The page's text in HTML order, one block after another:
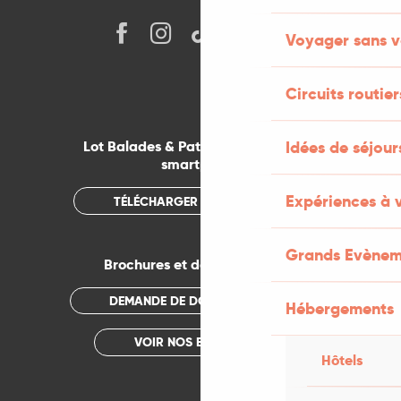
Voyager sans
Circuits
Idées de
Expériences à
Grands
Hébergements
Hôtels
Lot Balades & Patrimoines sur votre
smartphone
TÉLÉCHARGER L'APPLICATION
Brochures et documentations
DEMANDE DE DOCUMENTATION
VOIR NOS BROCHURES